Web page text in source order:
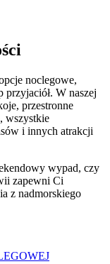
noclegowe,
W naszej
przestronne
wszystkie
i innych atrakcji
wypad, czy
zapewni Ci
z nadmorskiego